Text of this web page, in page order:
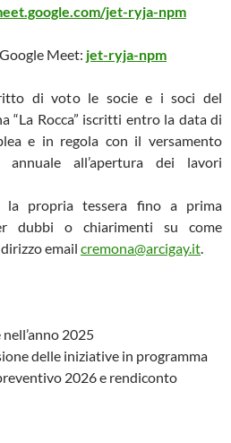
jet-ryja-npm
Meet: jet-ryja-npm
di voto le socie e i soci del
“La Rocca” iscritti entro la data di
e in regola con il versamento
all’apertura dei lavori
la propria tessera fino a prima
dubbi o chiarimenti su come
email cremona@arcigay.it.
2025
delle iniziative in programma
2026 e rendiconto